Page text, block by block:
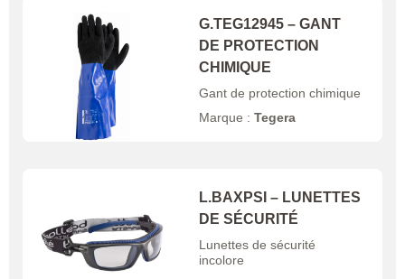
G.TEG12945 – GANT
DE PROTECTION
CHIMIQUE
Gant de protection chimique
Marque :Tegera
L.BAXPSI – LUNETTES
DE SÉCURITÉ
Lunettes de sécurité
incolore